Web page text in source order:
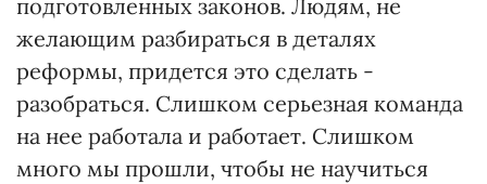
подготовленных законов. Людям, не
желающим разбираться в деталях
реформы, придется это сделать -
разобраться. Слишком серьезная команда
на нее работала и работает. Слишком
много мы прошли, чтобы не научиться